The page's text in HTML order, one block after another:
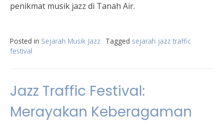
penikmat musik jazz di Tanah Air.
Posted in Sejarah Musik Jazz Tagged sejarah jazz traffic
festival
Jazz Traffic Festival:
Merayakan Keberagaman